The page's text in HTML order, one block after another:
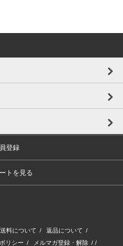
登録
トを見る
料について / 返品について /
リシー / メルマガ登録・解除 / /